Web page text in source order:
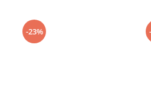
-23%